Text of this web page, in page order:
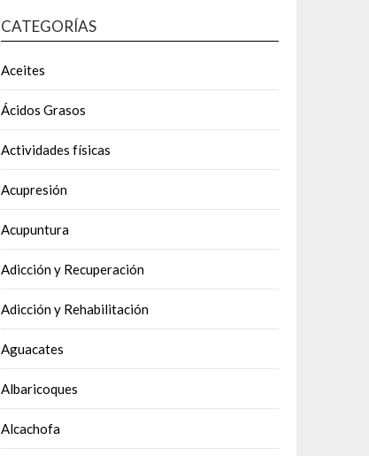
CATEGORÍAS
Aceites
Ácidos Grasos
Actividades físicas
Acupresión
Acupuntura
Adicción y Recuperación
Adicción y Rehabilitación
Aguacates
Albaricoques
Alcachofa